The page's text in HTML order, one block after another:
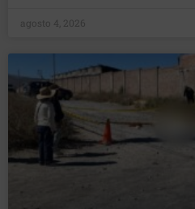
agosto 4, 2026